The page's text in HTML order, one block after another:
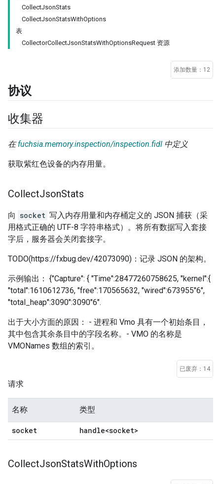
CollectJsonStats
CollectJsonStatsWithOptions
表
CollectorCollectJsonStatsWithOptionsRequest 资源
添加数量：12
协议
收集器
在fuchsia.memory.inspection/inspection.fidl 中定义
获取紫红色设备的内存用量。
CollectJsonStats
向 socket 写入内存用量和内存桶定义的 JSON 捕获（采
用格式正确的 UTF-8 字符串格式）。将所有数据写入套接
字后，服务器会关闭套接字。
TODO(https://fxbug.dev/42073090)：记录 JSON 的架构。
示例输出： {"Capture": { "Time":28477260758625, "kernel":{
"total":1610612736, "free":170565632, "wired":673955"6",
"total_heap":3090":3090"6".
出于大小方面的原因： - 进程和 Vmo 具有一个初始条目，
其中包含其余条目中的字段名称。- VMO 的名称是
VMONames 数组的索引。
已废弃：14
请求
名称 类型
socket handle<socket>
CollectJsonStatsWithOptions